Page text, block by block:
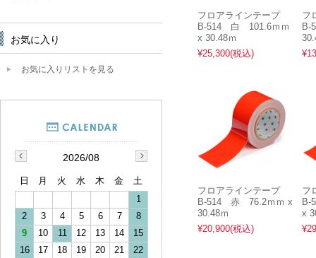
フロアラインテープ
B-514 白 101.6ｍｍ
x 30.48ｍ
¥25,300(税込)
フ
B-
フロアラインテープ
B-514 赤 76.2ｍｍ x
30.48ｍ
¥20,900(税込)
フ
B-
x
お気に入り
お気に入りリストを見る
2026/08
日 月 火 水 木 金
土
1
2
3 4 5 6 7
8
9
10 11 12 13 14
15
16
17 18 19 20 21
22